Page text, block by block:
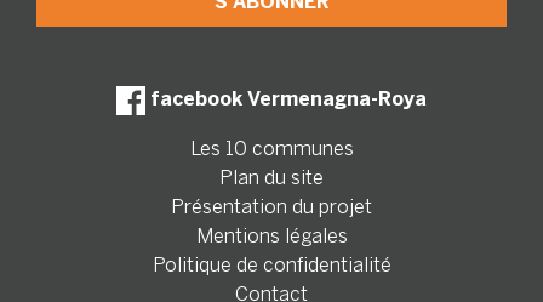
facebook Vermenagna-Roya
Les 10 communes
Plan du site
Présentation du projet
Mentions légales
Politique de confidentialité
Contact